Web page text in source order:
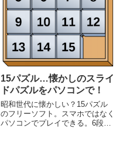
15パズル…懐かしのスライ
ドパズルをパソコンで！
昭和世代に懐かしい？15パズル
のフリーソフト。スマホではなく
パソコンでプレイできる。6段階